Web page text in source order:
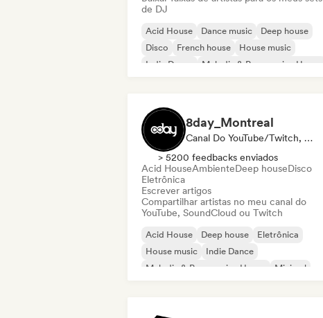
de DJ
Acid House Dance music
Deep house
Disco
French house
House music
Indie Dance
Melodic & Progressive House
8day_Montreal
Canal Do YouTube/Twitch, Mídia/Jornalista
> 5200 feedbacks enviados
Acid HouseAmbienteDeep houseDisco
Eletrônica
Escrever artigos
Compartilhar artistas no meu canal do
YouTube, SoundCloud ou Twitch
Acid House Deep house
Eletrônica
House music
Indie Dance
Melodic & Progressive House
Minimal